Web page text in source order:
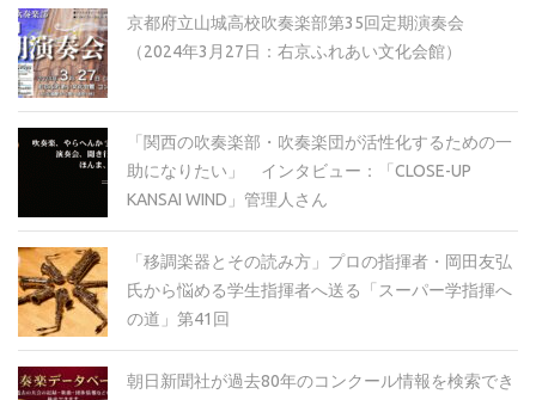
京都府立山城高校吹奏楽部第35回定期演奏会
（2024年3月27日：右京ふれあい文化会館）
「関西の吹奏楽部・吹奏楽団が活性化するための一
助になりたい」 インタビュー：「CLOSE-UP
KANSAI WIND」管理人さん
「移調楽器とその読み方」プロの指揮者・岡田友弘
氏から悩める学生指揮者へ送る「スーパー学指揮へ
の道」第41回
朝日新聞社が過去80年のコンクール情報を検索でき